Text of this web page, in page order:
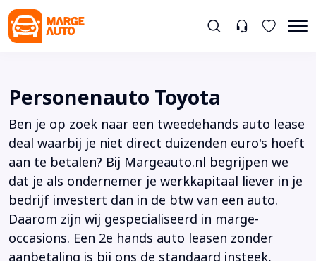
Personenauto Toyota
Ben je op zoek naar een tweedehands auto lease
deal waarbij je niet direct duizenden euro's hoeft
aan te betalen? Bij Margeauto.nl begrijpen we
dat je als ondernemer je werkkapitaal liever in je
bedrijf investert dan in de btw van een auto.
Daarom zijn wij gespecialiseerd in marge-
occasions. Een 2e hands auto leasen zonder
aanbetaling is bij ons de standaard insteek,